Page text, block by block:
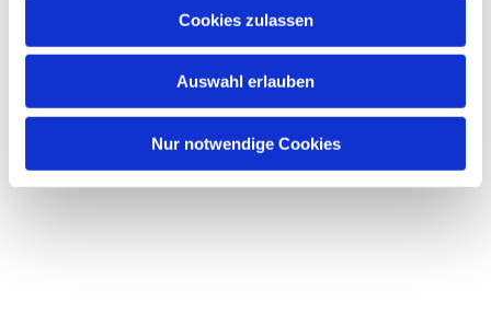
Cookies zulassen
Auswahl erlauben
Nur notwendige Cookies
Dies könnte Sie auch
interessieren